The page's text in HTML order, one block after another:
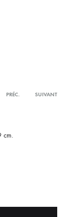
navigation
PRÉC. SUIVANT
cm.